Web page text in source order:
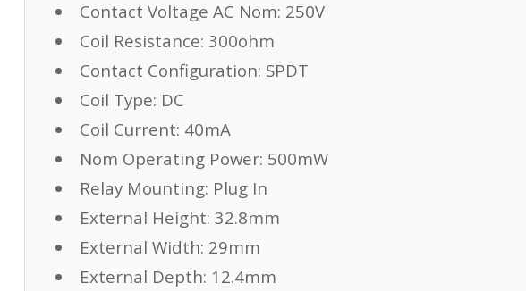
Contact Voltage AC Nom: 250V
Coil Resistance: 300ohm
Contact Configuration: SPDT
Coil Type: DC
Coil Current: 40mA
Nom Operating Power: 500mW
Relay Mounting: Plug In
External Height: 32.8mm
External Width: 29mm
External Depth: 12.4mm